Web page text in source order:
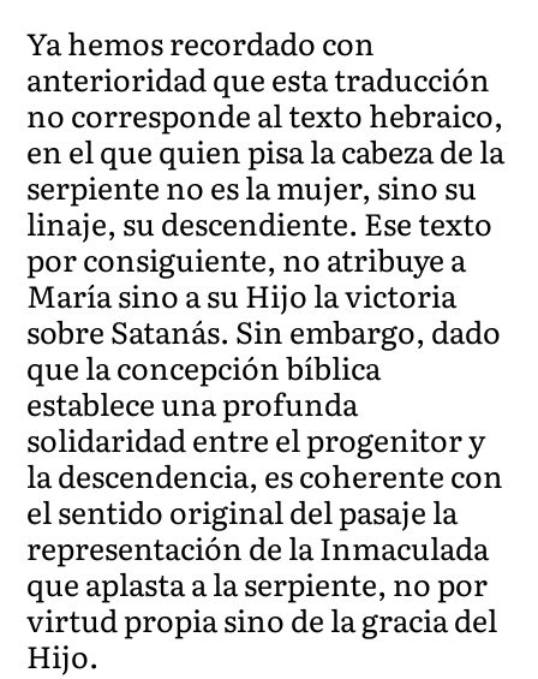
Ya hemos recordado con
anterioridad que esta traducción
no corresponde al texto hebraico,
en el que quien pisa la cabeza de la
serpiente no es la mujer, sino su
linaje, su descendiente. Ese texto
por consiguiente, no atribuye a
María sino a su Hijo la victoria
sobre Satanás. Sin embargo, dado
que la concepción bíblica
establece una profunda
solidaridad entre el progenitor y
la descendencia, es coherente con
el sentido original del pasaje la
representación de la Inmaculada
que aplasta a la serpiente, no por
virtud propia sino de la gracia del
Hijo.